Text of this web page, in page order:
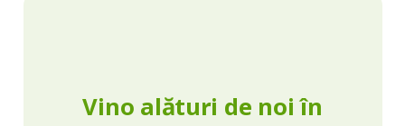
Vino alături de noi în